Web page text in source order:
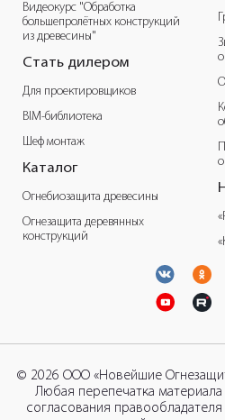
Видеокурс "Обработка
большепролётных конструкций
из древесины"
Стать дилером
Для проектировщиков
BIM-библиотека
Шеф монтаж
Каталог
Огнебиозащита древесины
Огнезащита деревянных
конструкций
© 2026 ООО «Новейшие
Любая перепечатка
согласования